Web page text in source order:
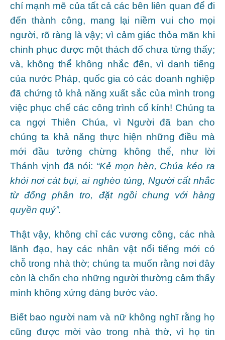
chí mạnh mẽ của tất cả các bên liên quan để đi
đến thành công, mang lại niềm vui cho mọi
người, rõ ràng là vậy; vì cảm giác thỏa mãn khi
chinh phục được một thách đố chưa từng thấy;
và, không thể không nhắc đến, vì danh tiếng
của nước Pháp, quốc gia có các doanh nghiệp
đã chứng tỏ khả năng xuất sắc của mình trong
việc phục chế các công trình cổ kính! Chúng ta
ca ngợi Thiên Chúa, vì Người đã ban cho
chúng ta khả năng thực hiện những điều mà
mới đầu tưởng chừng không thể, như lời
Thánh vịnh đã nói: “Kẻ mọn hèn, Chúa kéo ra
khỏi nơi cát bụi, ai nghèo túng, Người cất nhắc
từ đống phân tro, đặt ngồi chung với hàng
quyền quý”.
Thật vậy, không chỉ các vương công, các nhà
lãnh đạo, hay các nhân vật nổi tiếng mới có
chỗ trong nhà thờ; chúng ta muốn rằng nơi đây
còn là chốn cho những người thường cảm thấy
mình không xứng đáng bước vào.
Biết bao người nam và nữ không nghĩ rằng họ
cũng được mời vào trong nhà thờ, vì họ tin